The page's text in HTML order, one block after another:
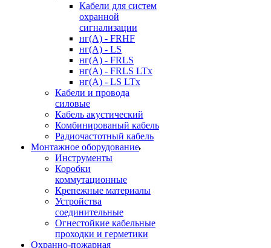
Кабели для систем
охранной
сигнализации
нг(A) - FRHF
нг(A) - LS
нг(А) - FRLS
нг(А) - FRLS LTx
нг(А) - LS LTx
Кабели и провода
силовые
Кабель акустический
Комбинированый кабель
Радиочастотный кабель
Монтажное оборудование
Инструменты
Коробки
коммутационные
Крепежные материалы
Устройства
соединительные
Огнестойкие кабельные
проходки и герметики
Охранно-пожарная